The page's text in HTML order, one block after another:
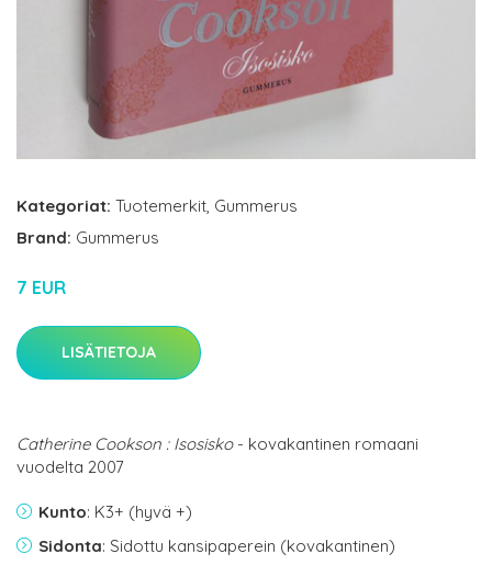
Kategoriat: Tuotemerkit, Gummerus
Brand: Gummerus
7 EUR
LISÄTIETOJA
Catherine Cookson : Isosisko- kovakantinen romaani
vuodelta 2007
Kunto: K3+ (hyvä +)
Sidonta: Sidottu kansipaperein (kovakantinen)